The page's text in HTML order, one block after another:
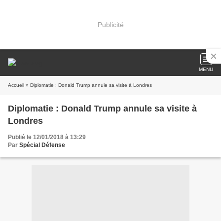
Publicité
MENU
Accueil » Diplomatie : Donald Trump annule sa visite à Londres
Diplomatie : Donald Trump annule sa visite à
Londres
Publié le 12/01/2018 à 13:29
Par Spécial Défense